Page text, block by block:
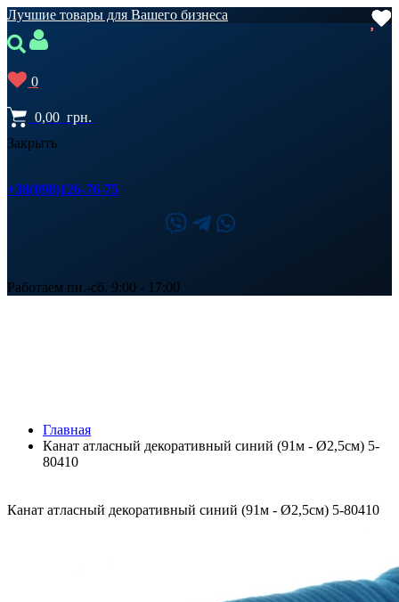
Лучшие товары для Вашего бизнеса
0
0,00 грн.
Закрыть
+38(098)126-76-75
Работаем пн.-сб. 9:00 - 17:00
Главная
Канат атласный декоративный синий (91м - Ø2,5см) 5-
80410
Канат атласный декоративный синий (91м - Ø2,5см) 5-80410